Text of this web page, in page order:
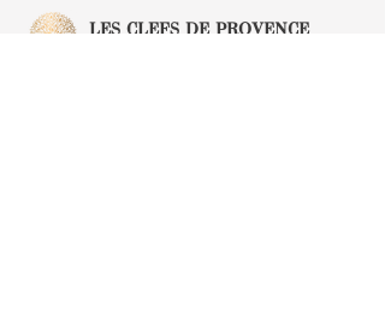
LES CLEFS DE PROVENCE